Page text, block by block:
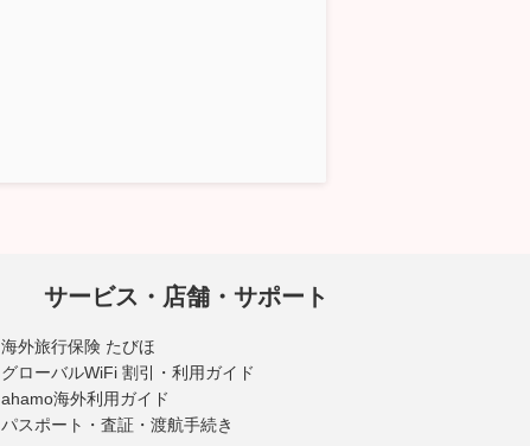
サービス・店舗・サポート
海外旅行保険 たびほ
グローバルWiFi 割引・利用ガイド
ahamo海外利用ガイド
パスポート・査証・渡航手続き